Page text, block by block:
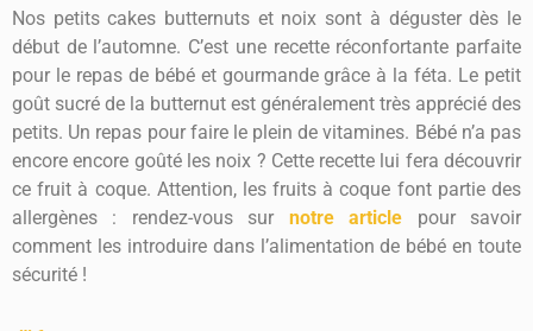
Nos petits cakes butternuts et noix sont à déguster dès le
début de l’automne. C’est une recette réconfortante parfaite
pour le repas de bébé et gourmande grâce à la féta. Le petit
goût sucré de la butternut est généralement très apprécié des
petits. Un repas pour faire le plein de vitamines. Bébé n’a pas
encore encore goûté les noix ? Cette recette lui fera découvrir
ce fruit à coque. Attention, les fruits à coque font partie des
allergènes : rendez-vous sur notre article pour savoir
comment les introduire dans l’alimentation de bébé en toute
sécurité !